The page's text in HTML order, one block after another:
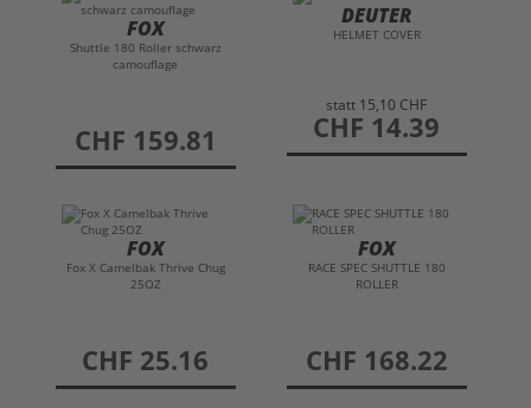
FOX
Shuttle 180 Roller schwarz
camouflage
preis
CHF 159.81
DEUTER
HELMET COVER
statt 15,10 CHF
preis
CHF 14.39
FOX
Fox X Camelbak Thrive Chug
25OZ
preis
CHF 25.16
FOX
RACE SPEC SHUTTLE 180
ROLLER
preis
CHF 168.22